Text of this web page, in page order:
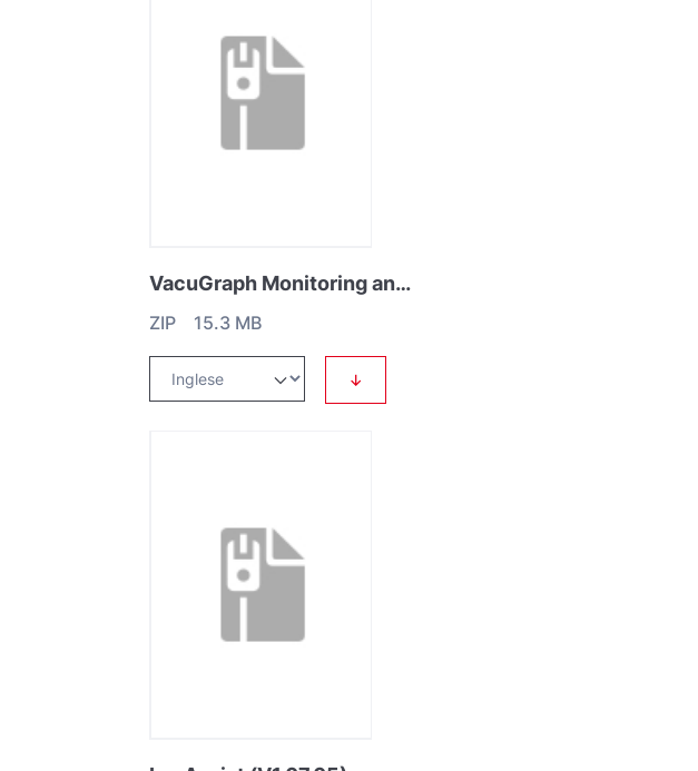
VacuGraph Monitoring and control software (11.1.10)
ZIP 15.3 MB
↓